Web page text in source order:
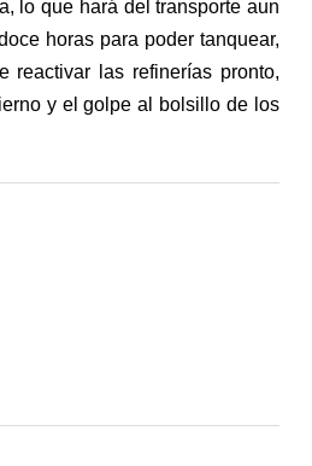
lo que hará del transporte aun
horas para poder tanquear,
las refinerías pronto,
y el golpe al bolsillo de los